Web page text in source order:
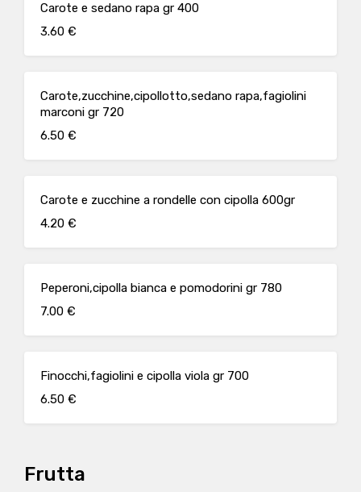
Carote e sedano rapa gr 400
3.60 €
Carote,zucchine,cipollotto,sedano rapa,fagiolini
marconi gr 720
6.50 €
Carote e zucchine a rondelle con cipolla 600gr
4.20 €
Peperoni,cipolla bianca e pomodorini gr 780
7.00 €
Finocchi,fagiolini e cipolla viola gr 700
6.50 €
Frutta